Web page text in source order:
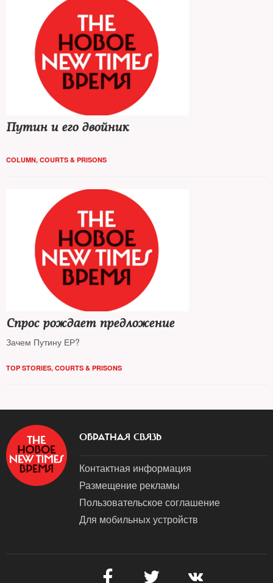
Путин и его двойник
COLUMN, COURTS & PRISONS
Спрос рождает предложение
Зачем Путину ЕР?
TOP STORIES, COURTS & PRISONS
ОБРАТНАЯ СВЯЗЬ
Контактная информация
Размещение рекламы
Пользовательское соглашение
Для мобильных устройств